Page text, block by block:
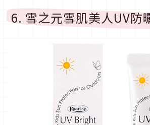
6. 雪之元雪肌美人UV防